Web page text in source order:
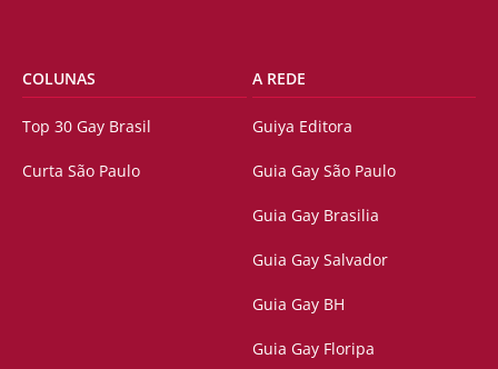
COLUNAS
Top 30 Gay Brasil
Curta São Paulo
A REDE
Guiya Editora
Guia Gay São Paulo
Guia Gay Brasilia
Guia Gay Salvador
Guia Gay BH
Guia Gay Floripa